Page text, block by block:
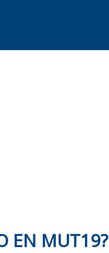
EN MUT19?